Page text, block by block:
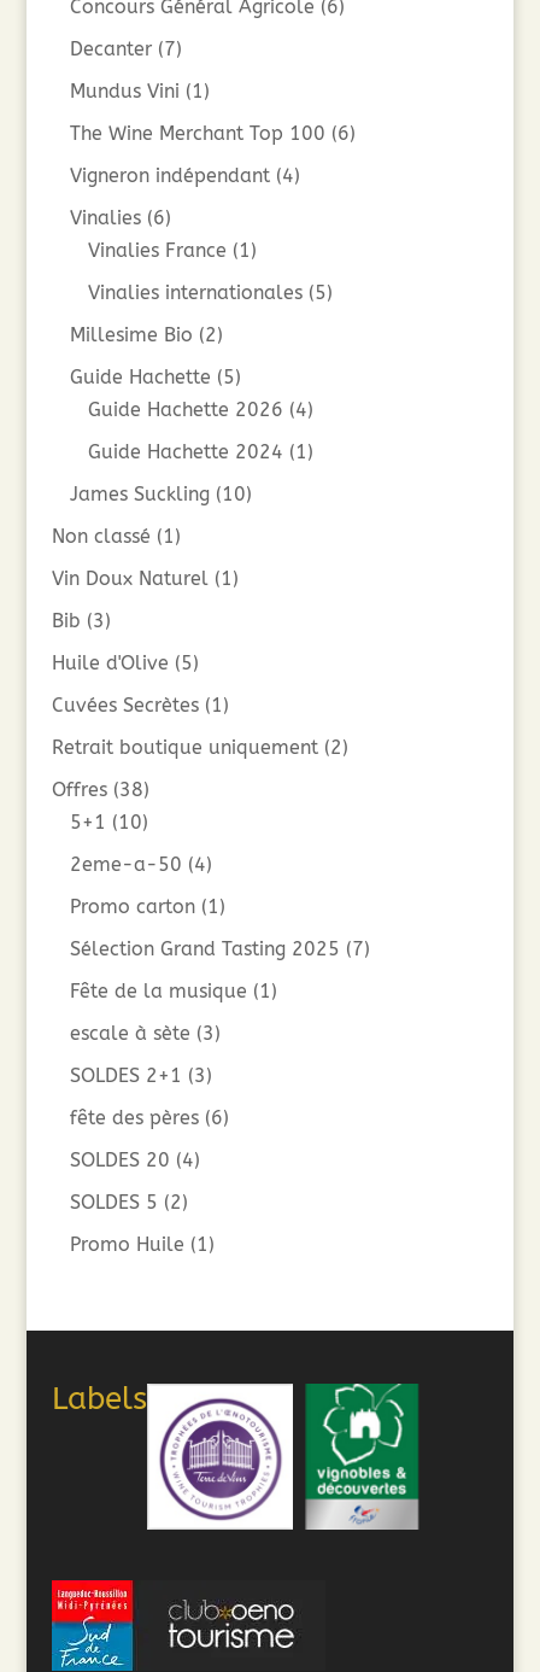
Concours Général Agricole (6)
Decanter (7)
Mundus Vini (1)
The Wine Merchant Top 100 (6)
Vigneron indépendant (4)
Vinalies (6)
Vinalies France (1)
Vinalies internationales (5)
Millesime Bio (2)
Guide Hachette (5)
Guide Hachette 2026 (4)
Guide Hachette 2024 (1)
James Suckling (10)
Non classé (1)
Vin Doux Naturel (1)
Bib (3)
Huile d'Olive (5)
Cuvées Secrètes (1)
Retrait boutique uniquement (2)
Offres (38)
5+1 (10)
2eme-a-50 (4)
Promo carton (1)
Sélection Grand Tasting 2025 (7)
Fête de la musique (1)
escale à sète (3)
SOLDES 2+1 (3)
fête des pères (6)
SOLDES 20 (4)
SOLDES 5 (2)
Promo Huile (1)
Labels